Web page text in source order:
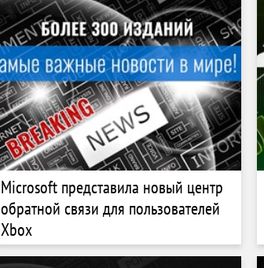
Microsoft представила новый центр
обратной связи для пользователей
Xbox